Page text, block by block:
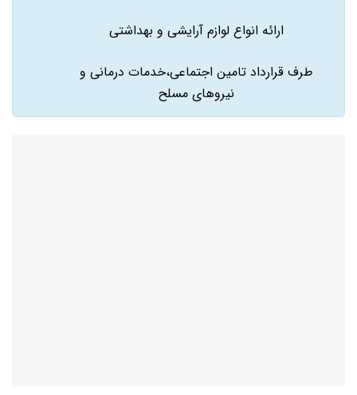
ارائه انواع لوازم آرایشی و بهداشتی
طرف قرارداد تامین اجتماعی،خدمات درمانی و
نیروهای مسلح